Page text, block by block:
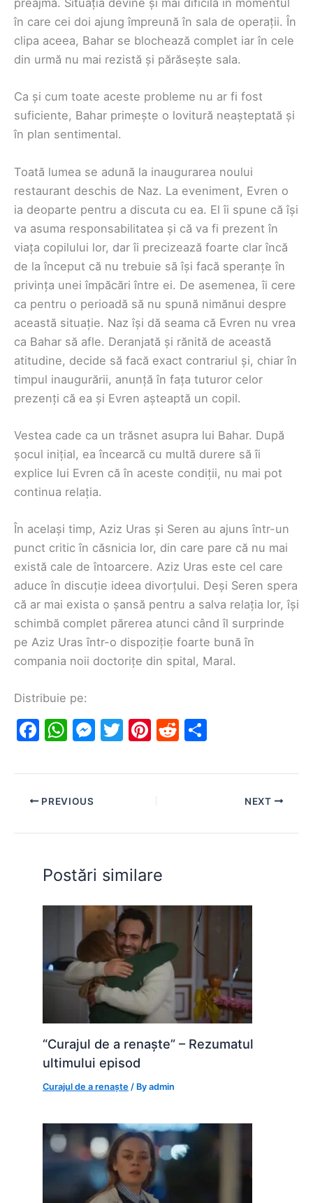
preajmă. Situația devine și mai dificilă în momentul
în care cei doi ajung împreună în sala de operații. În
clipa aceea, Bahar se blochează complet iar în cele
din urmă nu mai rezistă și părăsește sala.
Ca și cum toate aceste probleme nu ar fi fost
suficiente, Bahar primește o lovitură neașteptată și
în plan sentimental.
Toată lumea se adună la inaugurarea noului
restaurant deschis de Naz. La eveniment, Evren o
ia deoparte pentru a discuta cu ea. El îi spune că își
va asuma responsabilitatea și că va fi prezent în
viața copilului lor, dar îi precizează foarte clar încă
de la început că nu trebuie să își facă speranțe în
privința unei împăcări între ei. De asemenea, îi cere
ca pentru o perioadă să nu spună nimănui despre
această situație. Naz își dă seama că Evren nu vrea
ca Bahar să afle. Deranjată și rănită de această
atitudine, decide să facă exact contrariul și, chiar în
timpul inaugurării, anunță în fața tuturor celor
prezenți că ea și Evren așteaptă un copil.
Vestea cade ca un trăsnet asupra lui Bahar. După
șocul inițial, ea încearcă cu multă durere să îi
explice lui Evren că în aceste condiții, nu mai pot
continua relația.
În același timp, Aziz Uras și Seren au ajuns într-un
punct critic în căsnicia lor, din care pare că nu mai
există cale de întoarcere. Aziz Uras este cel care
aduce în discuție ideea divorțului. Deși Seren spera
că ar mai exista o șansă pentru a salva relația lor, își
schimbă complet părerea atunci când îl surprinde
pe Aziz Uras într-o dispoziție foarte bună în
compania noii doctorițe din spital, Maral.
Distribuie pe:
F
c
e
o
o
k
W
at
s
p
p
M
s
n
g
er
T
itt
Pi
er
e
R
d ar
PREVIOUS NEXT
Postări similare
“Curajul de a renaște” – Rezumatul
ultimului episod
Curajul de a renaște / Byadmin